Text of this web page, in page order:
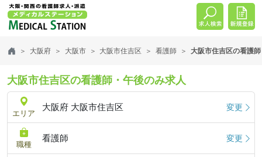
大阪府 大阪市 大阪市住吉区 看護師 大阪市住吉区の看護
大阪市住吉区の看護師・午後のみ求人
エリア
大阪府 大阪市住吉区 変更
職種
看護師 変更